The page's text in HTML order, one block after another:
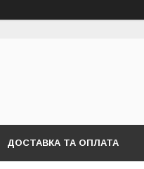
ДОСТАВКА ТА ОПЛАТА